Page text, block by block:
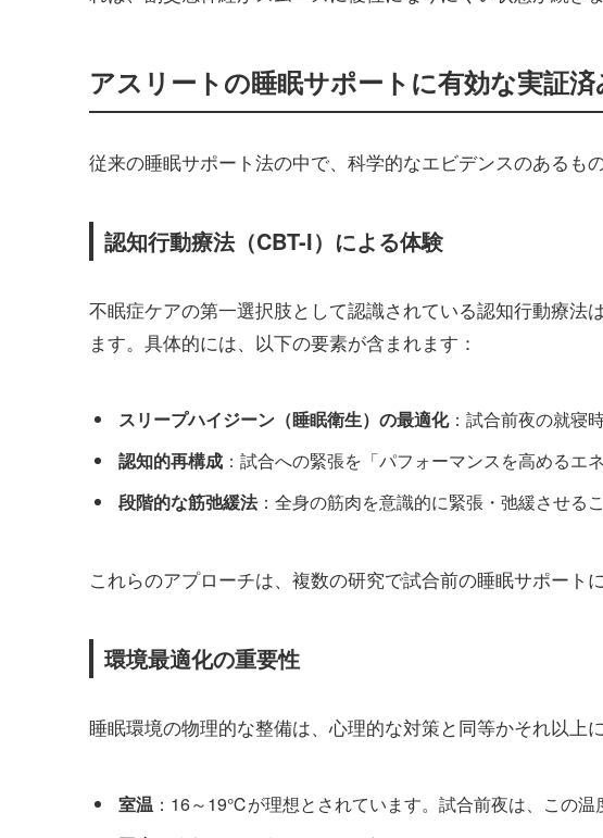
アスリートの睡眠サポートに有効な実証
従来の睡眠サポート法の中で、科学的なエビデンスのあるも
認知行動療法（CBT-I）による体験
不眠症ケアの第一選択肢として認識されている認知行動療
ます。具体的には、以下の要素が含まれます：
スリープハイジーン（睡眠衛生）の最適化：試合前夜の就寝
認知的再構成 ：試合への緊張を「パフォーマンスを高めるエ
段階的な筋弛緩法：全身の筋肉を意識的に緊張・弛緩させる
これらのアプローチは、複数の研究で試合前の睡眠サポート
環境最適化の重要性
睡眠環境の物理的な整備は、心理的な対策と同等かそれ以上
室温 ：16～19℃が理想とされています。試合前夜は、この温